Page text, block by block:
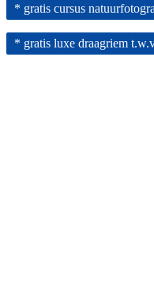
* gratis cursus
* gratis luxe draagriem